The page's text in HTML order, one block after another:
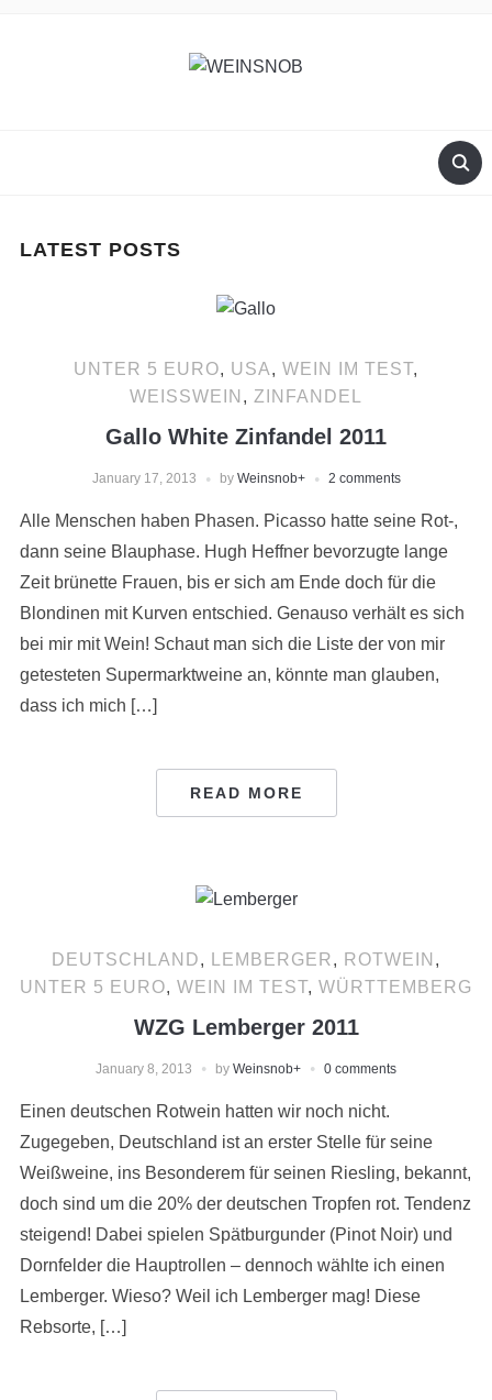
LATEST POSTS
UNTER 5 EURO, USA, WEIN IM TEST,
WEISSWEIN
, ZINFANDEL
Gallo White Zinfandel 2011
January 17, 2013 by Weinsnob+ 2 comments
Alle Menschen haben Phasen. Picasso hatte seine Rot-,
dann seine Blauphase. Hugh Heffner bevorzugte lange
Zeit brünette Frauen, bis er sich am Ende doch für die
Blondinen mit Kurven entschied. Genauso verhält es sich
bei mir mit Wein! Schaut man sich die Liste der von mir
getesteten Supermarktweine an, könnte man glauben,
dass ich mich […]
READ MORE
DEUTSCHLAND, LEMBERGER, ROTWEIN ,
UNTER 5 EURO, WEIN IM TEST, WÜRTTEMBERG
WZG Lemberger 2011
January 8, 2013 by Weinsnob+ 0 comments
Einen deutschen Rotwein hatten wir noch nicht.
Zugegeben, Deutschland ist an erster Stelle für seine
Weißweine, ins Besonderem für seinen Riesling, bekannt,
doch sind um die 20% der deutschen Tropfen rot. Tendenz
steigend! Dabei spielen Spätburgunder (Pinot Noir) und
Dornfelder die Hauptrollen – dennoch wählte ich einen
Lemberger. Wieso? Weil ich Lemberger mag! Diese
Rebsorte, […]